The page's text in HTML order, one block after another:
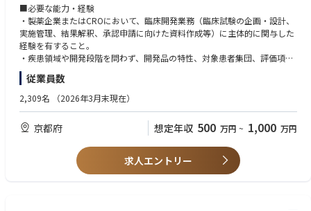
■必要な能力・経験
・製薬企業またはCROにおいて、臨床開発業務（臨床試験の企画・設計、
実施管理、結果解釈、承認申請に向けた資料作成等）に主体的に関与した
経験を有すること。
・疾患領域や開発段階を問わず、開発品の特性、対象患者集団、評価項
目、有効性・安全性プロファイルを踏まえ、臨床試験デザインや開発戦略
を検討できること。
・CRO、医療機関、社内関連部門等の関係者と連携し、課題・リスクを把
・PMDA等の規制当局対応、照会事項対応、治験相談資料または承認申請
資料の作成・レビューに関与した経験を有することが望ましい。
・担当業務を遂行するだけでなく、下位者・若手メンバーへの指導、レビ
ュー、業務標準化等を通じて、組織全体の開発力向上に貢献できること。
・国内外の関係者と円滑にコミュニケーションを取り、必要に応じて英語
従業員数
2,309名 （2026年3月末現在）
京都府 想定年収 500 万円 ~ 1,000 万円
求人エントリー